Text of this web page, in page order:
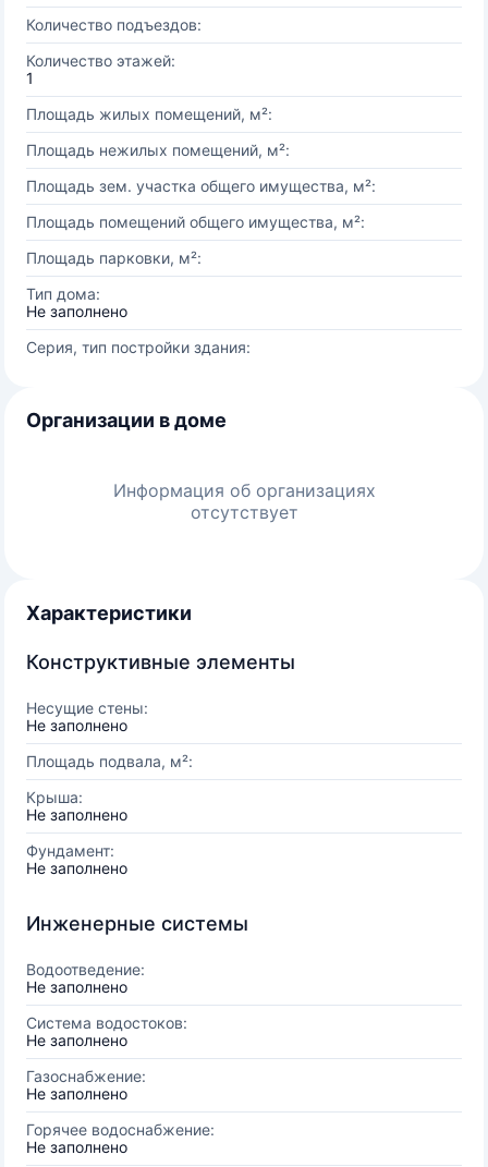
Количество подъездов:
Количество этажей:
1
Площадь жилых помещений, м²:
Площадь нежилых помещений, м²:
Площадь зем. участка общего имущества, м²:
Площадь помещений общего имущества, м²:
Площадь парковки, м²:
Тип дома:
Не заполнено
Серия, тип постройки здания:
Организации в доме
Информация об организациях
отсутствует
Характеристики
Конструктивные элементы
Несущие стены:
Не заполнено
Площадь подвала, м²:
Крыша:
Не заполнено
Фундамент:
Не заполнено
Инженерные системы
Водоотведение:
Не заполнено
Система водостоков:
Не заполнено
Газоснабжение:
Не заполнено
Горячее водоснабжение:
Не заполнено